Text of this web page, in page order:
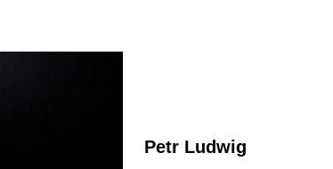
Petr Ludwig